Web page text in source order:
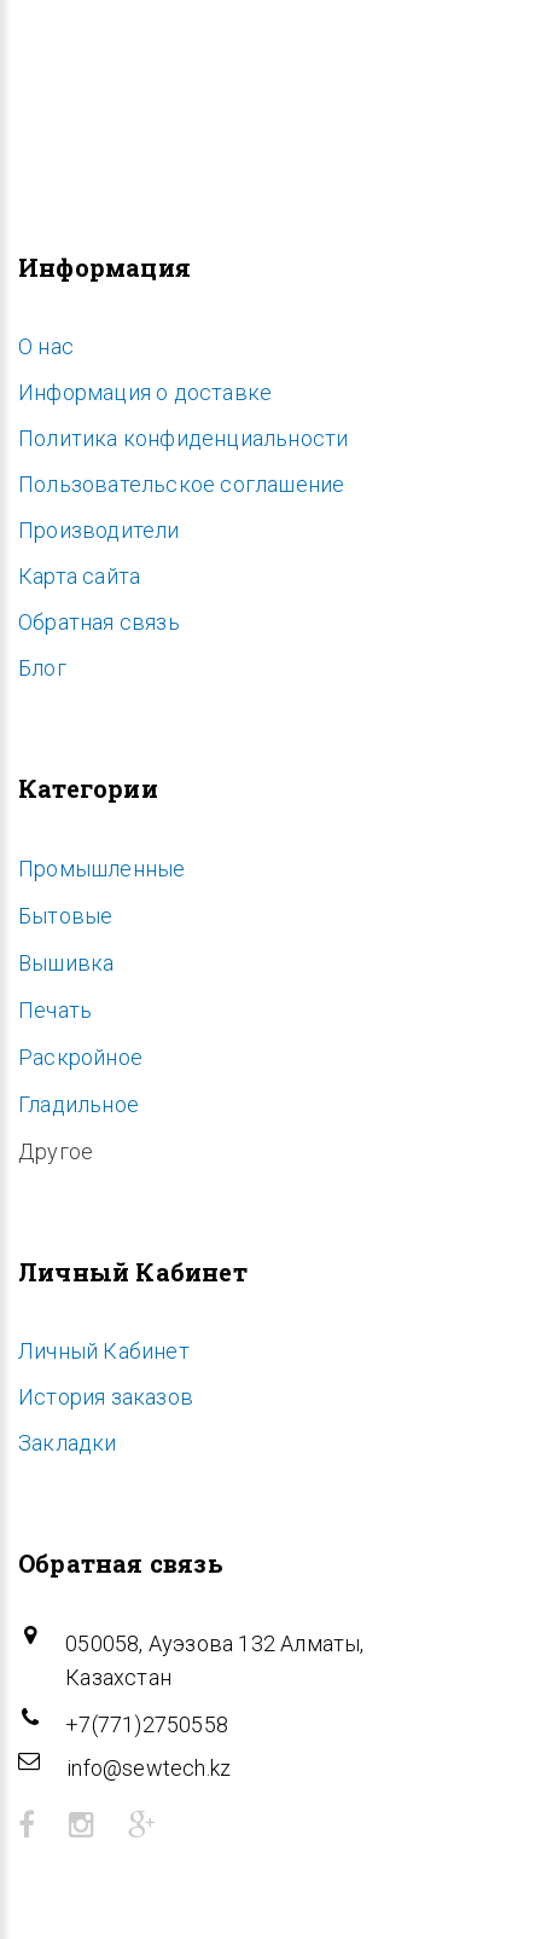
Информация
O нас
Информация о доставке
Политика конфиденциальности
Пользовательское соглашение
Производители
Карта сайта
Обратная связь
Блог
Категории
Промышленные
Бытовые
Вышивка
Печать
Раскройное
Гладильное
Другое
Личный Кабинет
Личный Кабинет
История заказов
Закладки
Обратная связь
050058, Ауэзова 132 Алматы,
Казахстан
+7(771)2750558
info@sewtech.kz